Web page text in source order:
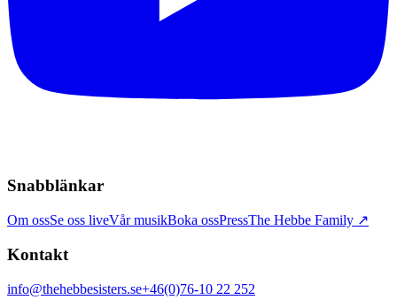
Snabblänkar
Om ossSe oss liveVår musikBoka ossPressThe Hebbe Family ↗
Kontakt
info@thehebbesisters.se+46(0)76-10 22 252